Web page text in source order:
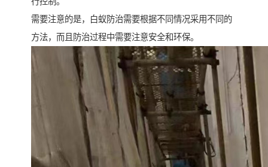
需要注意的是，白蚁防治需要根据不同情况采用不同的
方法，而且防治过程中需要注意安全和环保。